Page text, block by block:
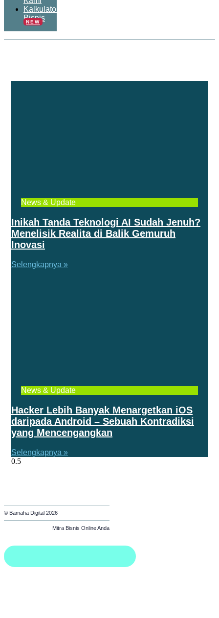
Kalkulator
Bisnis
NEW
News & Update
Inikah Tanda Teknologi AI Sudah Jenuh?
Menelisik Realita di Balik Gemuruh
Inovasi
Selengkapnya »
News & Update
Hacker Lebih Banyak Menargetkan iOS
daripada Android – Sebuah Kontradiksi
yang Mencengangkan
Selengkapnya »
© Bamaha Digital 2026
Mitra Bisnis Online Anda